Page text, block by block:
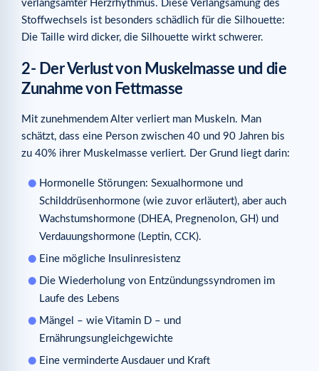
verlangsamter Herzrhythmus. Diese Verlangsamung des
Stoffwechsels ist besonders schädlich für die Silhouette:
Die Taille wird dicker, die Silhouette wirkt schwerer.
2- Der Verlust von Muskelmasse und die
Zunahme von Fettmasse
Mit zunehmendem Alter verliert man Muskeln. Man
schätzt, dass eine Person zwischen 40 und 90 Jahren bis
zu 40% ihrer Muskelmasse verliert. Der Grund liegt darin:
Hormonelle Störungen: Sexualhormone und
Schilddrüsenhormone (wie zuvor erläutert), aber auch
Wachstumshormone (DHEA, Pregnenolon, GH) und
Verdauungshormone (Leptin, CCK).
Eine mögliche Insulinresistenz
Die Wiederholung von Entzündungssyndromen im
Laufe des Lebens
Mängel – wie Vitamin D – und
Ernährungsungleichgewichte
Eine verminderte Ausdauer und Kraft